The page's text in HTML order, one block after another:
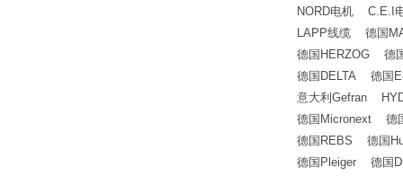
NORD电机 C.E.I
LAPP线缆 德国
德国HERZOG 德
德国DELTA 德国
意大利Gefran
德国Micronext 德
德国REBS 德国
德国Pleiger 德国